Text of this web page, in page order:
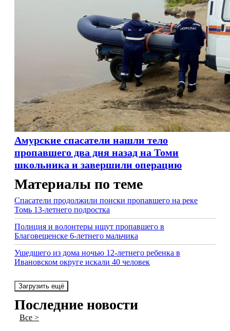
Амурские спасатели нашли тело
пропавшего два дня назад на Томи
школьника и завершили операцию
Материалы по теме
Спасатели продолжили поиски пропавшего на реке
Томь 13-летнего подростка
Полиция и волонтеры ищут пропавшего в
Благовещенске 6-летнего мальчика
Ушедшего из дома ночью 12-летнего ребенка в
Ивановском округе искали 40 человек
Загрузить ещё
Последние новости
Все >